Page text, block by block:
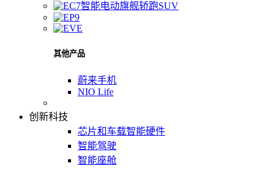
智能电动旗舰轿跑SUV
其他产品
蔚来手机
NIO Life
创新科技
芯片和车载智能硬件
智能驾驶
智能座舱